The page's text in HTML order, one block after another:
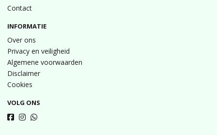
Contact
INFORMATIE
Over ons
Privacy en veiligheid
Algemene voorwaarden
Disclaimer
Cookies
VOLG ONS